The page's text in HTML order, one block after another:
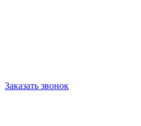
Заказать звонок